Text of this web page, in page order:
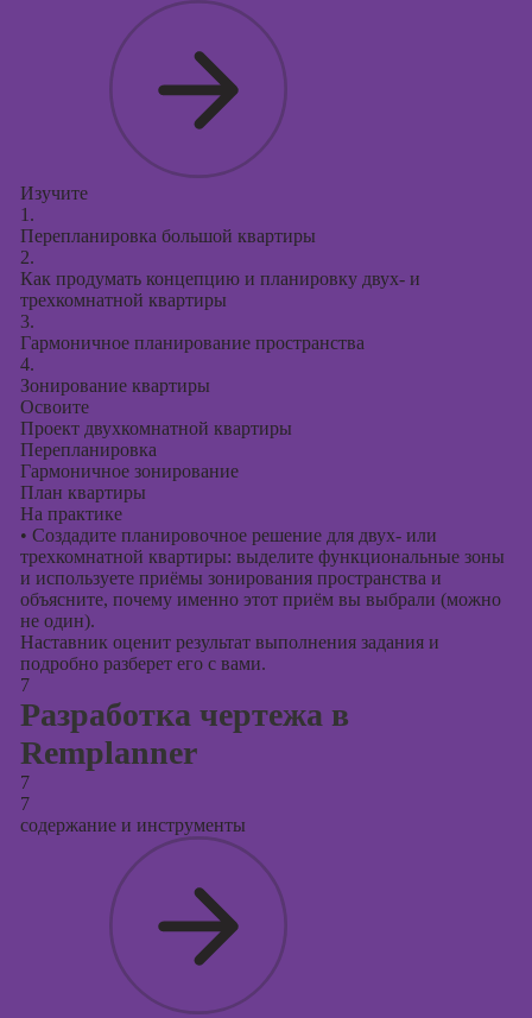
Изучите
1.
Перепланировка большой квартиры
2.
Как продумать концепцию и планировку двух- и
трехкомнатной квартиры
3.
Гармоничное планирование пространства
4.
Зонирование квартиры
Освоите
Проект двухкомнатной квартиры
Перепланировка
Гармоничное зонирование
План квартиры
На практике
• Создадите планировочное решение для двух- или
трехкомнатной квартиры: выделите функциональные зоны
и используете приёмы зонирования пространства и
объясните, почему именно этот приём вы выбрали (можно
не один).
Наставник оценит результат выполнения задания и
подробно разберет его с вами.
7
Разработка чертежа в
Remplanner
7
7
содержание и инструменты